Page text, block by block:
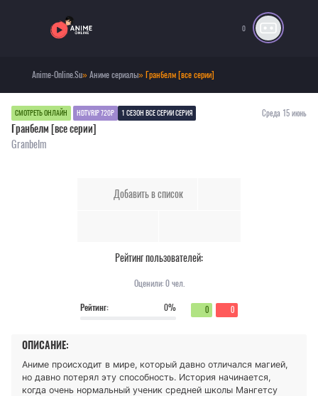
0
Anime-Online.Su»Аниме сериалы» Гранбелм [все серии]
СМОТРЕТЬ ОНЛАЙН HDTVRIP 720P 1 СЕЗОН ВСЕ СЕРИИ СЕРИЯ Среда 15 июнь
Гранбелм [все серии]
Granbelm
Добавить в список
Рейтинг пользователей:
Оценили:0чел.
Рейтинг:
0% 0 0
ОПИСАНИЕ:
Аниме происходит в мире, который давно отличался магией,
но давно потерял эту способность. История начинается,
когда очень нормальный ученик средней школы Мангетсу